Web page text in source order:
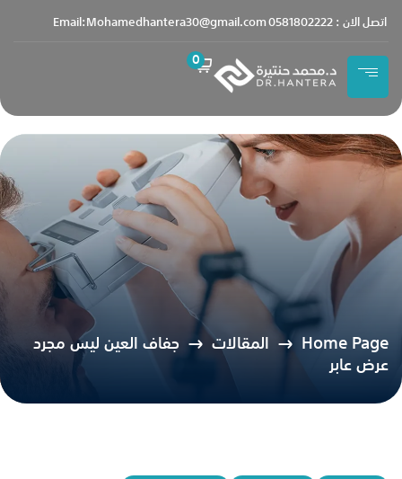
اتصل الان : 0581802222 Email:Mohamedhantera30@gmail.com
0
Home Page المقالات
جفاف العين ليس مجرد
عرض عابر